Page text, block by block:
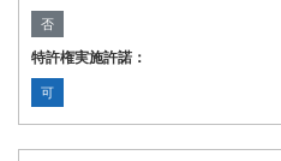
否
特許権実施許諾：
可